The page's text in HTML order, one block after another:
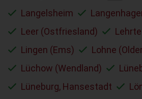
Langelsheim
Leer (Ostfriesland)
Lehrte
Lingen (Ems)
Lohne
Lüchow (Wendland)
Lüneburg, Hansestadt